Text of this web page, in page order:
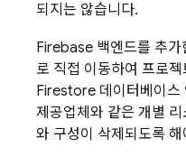
되지는 않습니다.
Firebase 백엔드를 추가
로 직접 이동하여 프로
Firestore 데이터베이스
제공업체와 같은 개별
와 구성이 삭제되도록 해